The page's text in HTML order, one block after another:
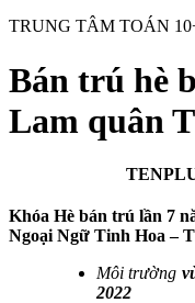
TRUNG TÂM TOÁN
Bán trú hè
Lam quân
Khóa Hè bán trú lần 7
Ngoại Ngữ Tinh Hoa –
Môi trường
2022